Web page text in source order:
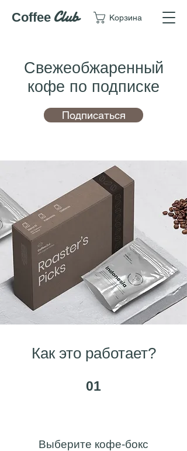
Coffee Club Корзина
Свежеобжаренный
кофе по подписке
Подписаться
Как это работает?
01
Выберите кофе-бокс